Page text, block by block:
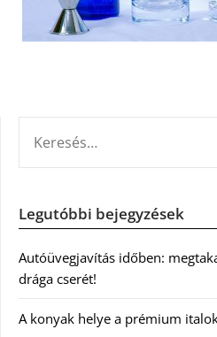
Legutóbbi bejegyzések
Autóüvegjavítás időben:
drága cserét!
A konyak helye a prémium